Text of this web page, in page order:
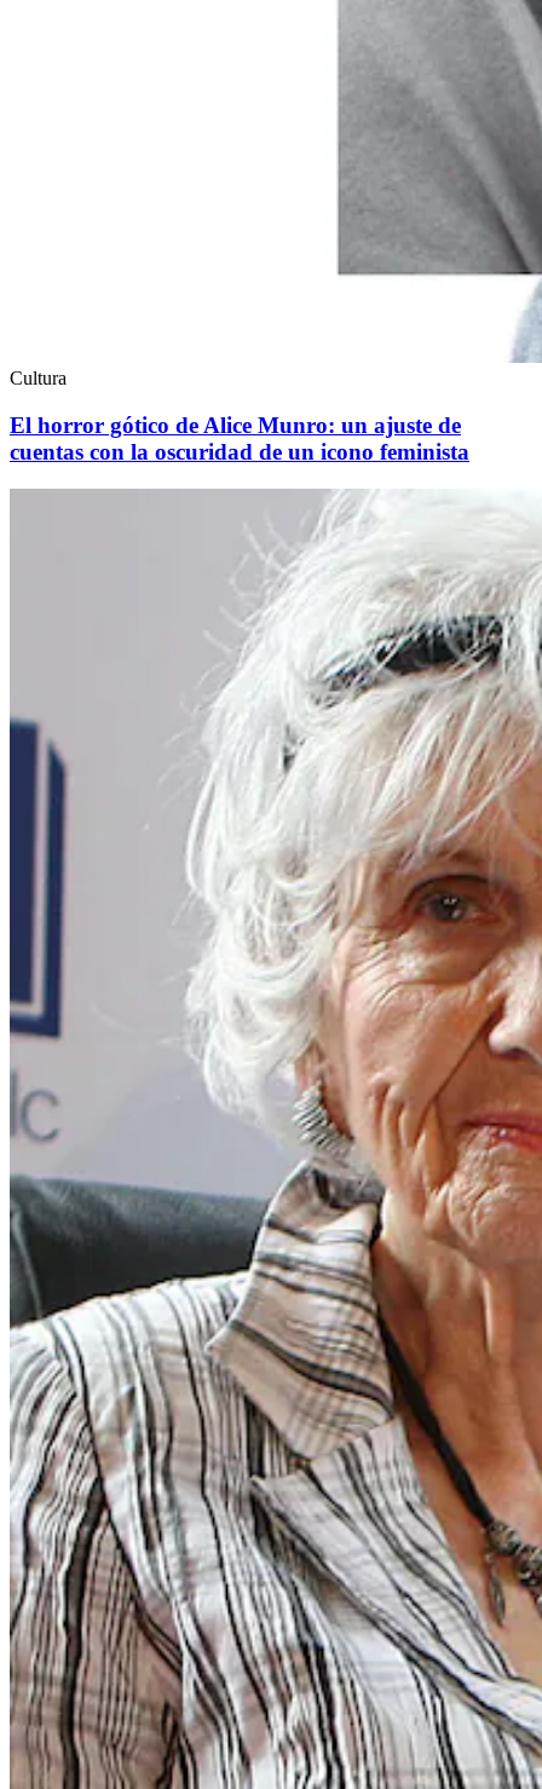
Cultura
El horror gótico de Alice Munro: un ajuste de
cuentas con la oscuridad de un icono feminista